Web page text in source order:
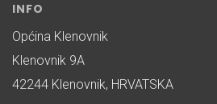
INFO
Općina Klenovnik
Klenovnik 9A
42244 Klenovnik, HRVATSKA